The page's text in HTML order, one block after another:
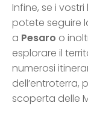
Infine, se i
potete seguire
a Pesaro o
esplorare il
numerosi
dell’entroterra,
scoperta delle